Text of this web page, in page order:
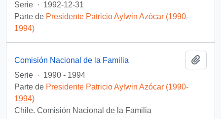
Serie · 1992-12-31
Parte de Presidente Patricio Aylwin Azócar (1990-
1994)
Comisión Nacional de la Familia
Serie · 1990 - 1994
Parte de Presidente Patricio Aylwin Azócar (1990-
1994)
Chile. Comisión Nacional de la Familia